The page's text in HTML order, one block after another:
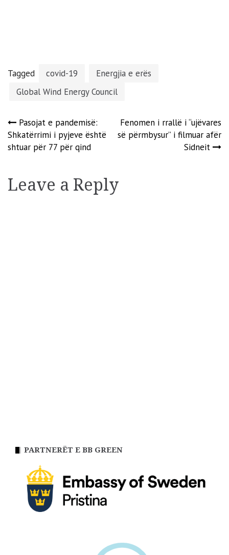
Tagged covid-19
Energjia e erës
Global Wind Energy Council
Post
navigation
Pasojat e pandemisë:
Shkatërrimi i pyjeve është
shtuar për 77 për qind
Fenomen i rrallë i “ujëvares
së përmbysur” i filmuar afër
Sidneit
Leave a Reply
PARTNERËT E BB GREEN